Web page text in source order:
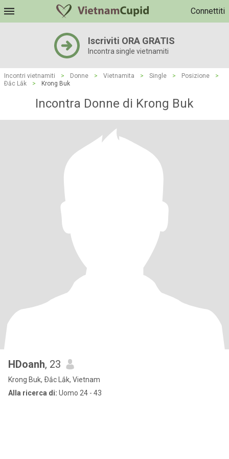
Connettiti
Iscriviti ORA GRATIS
Incontra single vietnamiti
Incontri vietnamiti > Donne > Vietnamita > Single > Posizione
>
Ðắc Lắk
> Krong Buk
Incontra Donne di Krong Buk
HDoanh, 23
Krong Buk, Ðắc Lắk, Vietnam
Alla ricerca di: Uomo 24 - 43